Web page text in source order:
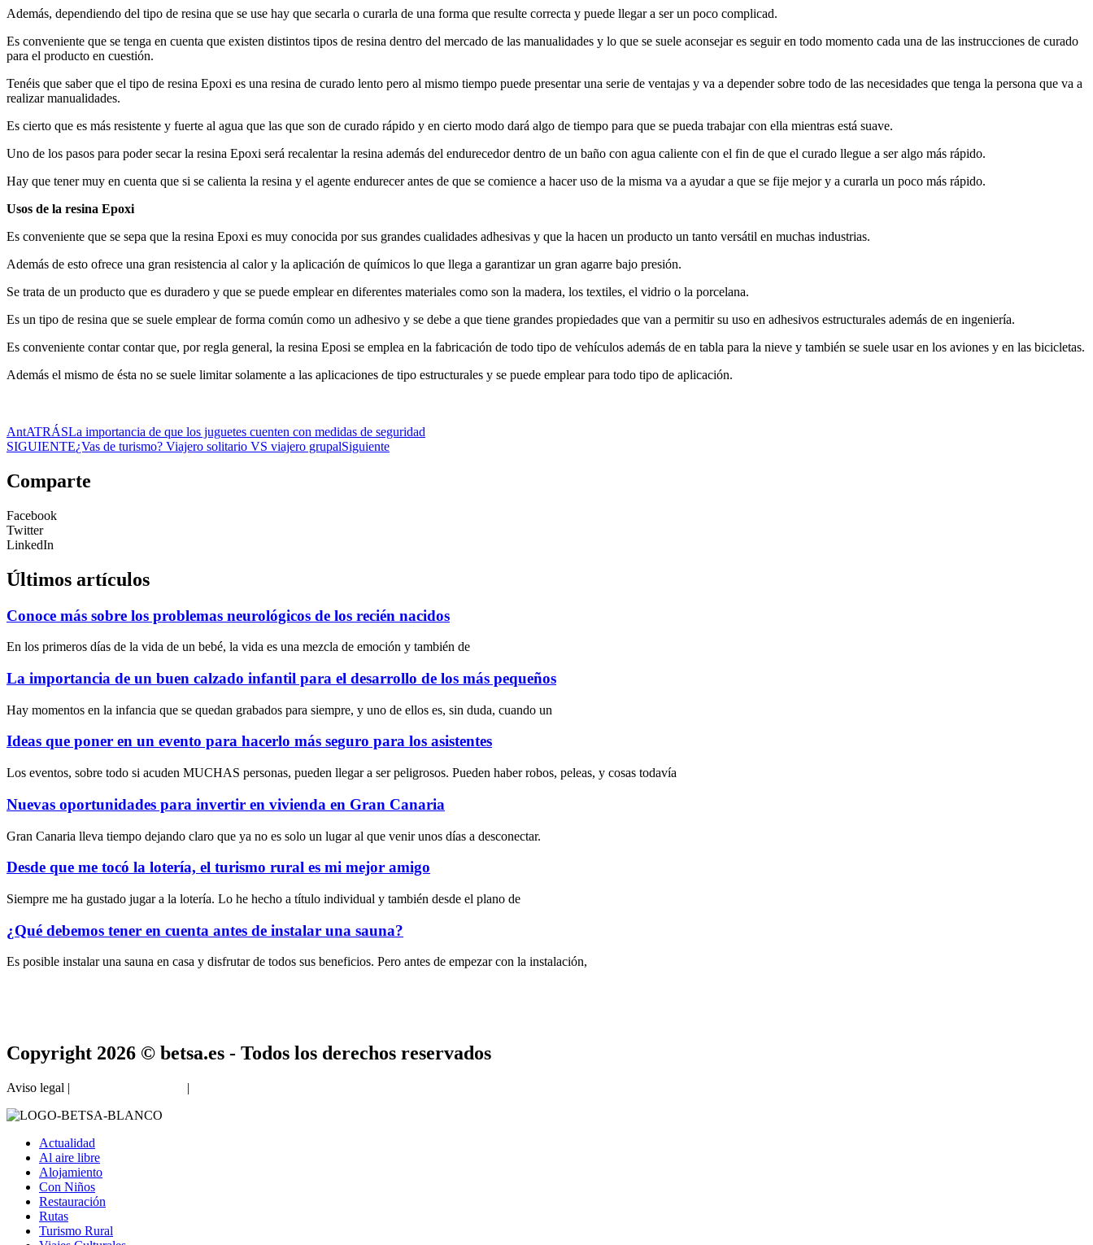
Además, dependiendo del tipo de resina que se use hay que secarla o curarla de una forma que resulte correcta y puede llegar a ser un poco complicad.
Es conveniente que se tenga en cuenta que existen distintos tipos de resina dentro del mercado de las manualidades y lo que se suele aconsejar es seguir en todo momento cada una de las instrucciones de curado
para el producto en cuestión.
Tenéis que saber que el tipo de resina Epoxi es una resina de curado lento pero al mismo tiempo puede presentar una serie de ventajas y va a depender sobre todo de las necesidades que tenga la persona que va a
realizar manualidades.
Es cierto que es más resistente y fuerte al agua que las que son de curado rápido y en cierto modo dará algo de tiempo para que se pueda trabajar con ella mientras está suave.
Uno de los pasos para poder secar la resina Epoxi será recalentar la resina además del endurecedor dentro de un baño con agua caliente con el fin de que el curado llegue a ser algo más rápido.
Hay que tener muy en cuenta que si se calienta la resina y el agente endurecer antes de que se comience a hacer uso de la misma va a ayudar a que se fije mejor y a curarla un poco más rápido.
Usos de la resina Epoxi
Es conveniente que se sepa que la resina Epoxi es muy conocida por sus grandes cualidades adhesivas y que la hacen un producto un tanto versátil en muchas industrias.
Además de esto ofrece una gran resistencia al calor y la aplicación de químicos lo que llega a garantizar un gran agarre bajo presión.
Se trata de un producto que es duradero y que se puede emplear en diferentes materiales como son la madera, los textiles, el vidrio o la porcelana.
Es un tipo de resina que se suele emplear de forma común como un adhesivo y se debe a que tiene grandes propiedades que van a permitir su uso en adhesivos estructurales además de en ingeniería.
Es conveniente contar contar que, por regla general, la resina Eposi se emplea en la fabricación de todo tipo de vehículos además de en tabla para la nieve y también se suele usar en los aviones y en las bicicletas.
Además el mismo de ésta no se suele limitar solamente a las aplicaciones de tipo estructurales y se puede emplear para todo tipo de aplicación.
AntATRÁSLa importancia de que los juguetes cuenten con medidas de seguridad
SIGUIENTE¿Vas de turismo? Viajero solitario VS viajero grupalSiguiente
Comparte
Facebook
Twitter
LinkedIn
Últimos artículos
Conoce más sobre los problemas neurológicos de los recién nacidos
En los primeros días de la vida de un bebé, la vida es una mezcla de emoción y también de
La importancia de un buen calzado infantil para el desarrollo de los más pequeños
Hay momentos en la infancia que se quedan grabados para siempre, y uno de ellos es, sin duda, cuando un
Ideas que poner en un evento para hacerlo más seguro para los asistentes
Los eventos, sobre todo si acuden MUCHAS personas, pueden llegar a ser peligrosos. Pueden haber robos, peleas, y cosas todavía
Nuevas oportunidades para invertir en vivienda en Gran Canaria
Gran Canaria lleva tiempo dejando claro que ya no es solo un lugar al que venir unos días a desconectar.
Desde que me tocó la lotería, el turismo rural es mi mejor amigo
Siempre me ha gustado jugar a la lotería. Lo he hecho a título individual y también desde el plano de
¿Qué debemos tener en cuenta antes de instalar una sauna?
Es posible instalar una sauna en casa y disfrutar de todos sus beneficios. Pero antes de empezar con la instalación,
Copyright 2026 © betsa.es - Todos los derechos reservados
Aviso legal | |
Actualidad
Al aire libre
Alojamiento
Con Niños
Restauración
Rutas
Turismo Rural